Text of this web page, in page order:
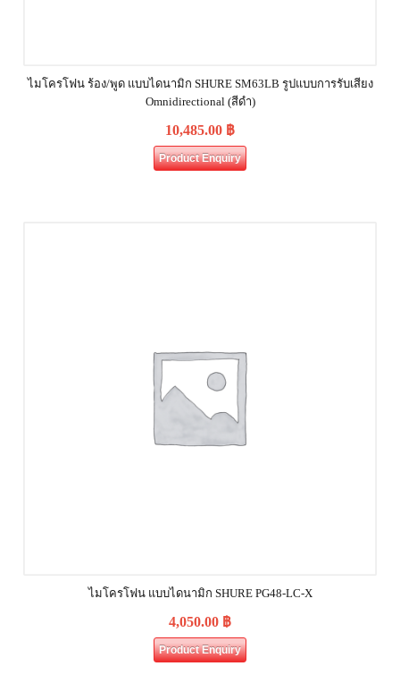
ไมโครโฟน ร้อง/พูด แบบไดนามิก SHURE SM63LB รูปแบบการรับเสียง
Omnidirectional (สีดำ)
10,485.00 ฿
Product Enquiry
ไมโครโฟน แบบไดนามิก SHURE PG48-LC-X
4,050.00 ฿
Product Enquiry